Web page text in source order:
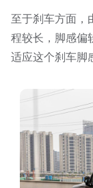
至于刹车方面，
程较长，脚感偏
适应这个刹车脚